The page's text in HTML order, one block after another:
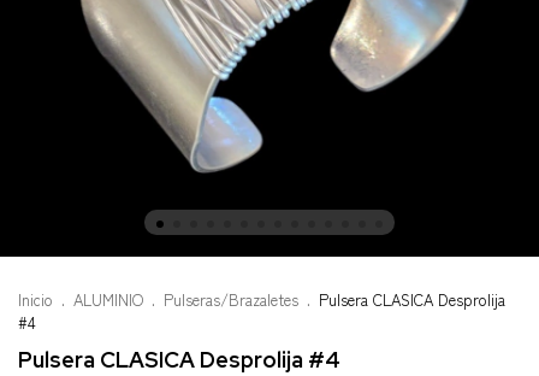
Inicio . ALUMINIO . Pulseras/Brazaletes . Pulsera CLASICA Desprolija
#4
Pulsera CLASICA Desprolija #4